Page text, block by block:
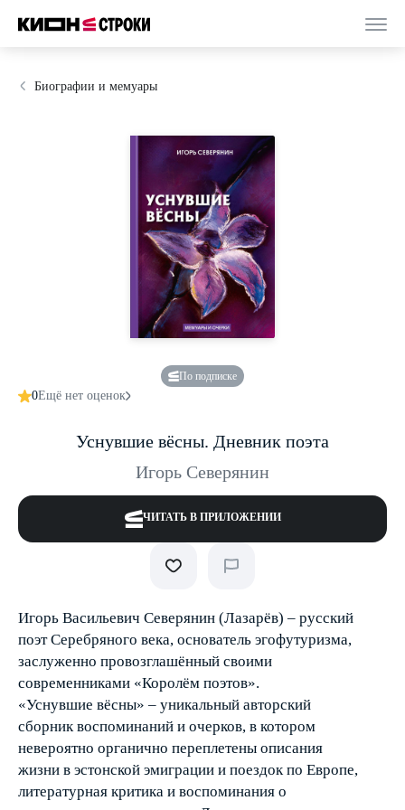
Биографии и мемуары
По подписке
0Ещё нет оценок
Уснувшие вёсны. Дневник поэта
Игорь Северянин
ЧИТАТЬ В ПРИЛОЖЕНИИ
Игорь Васильевич Северянин (Лазарёв) – русский
поэт Серебряного века, основатель эгофутуризма,
заслуженно провозглашённый своими
современниками «Королём поэтов».
«Уснувшие вёсны» – уникальный авторский
сборник воспоминаний и очерков, в котором
невероятно органично переплетены описания
жизни в эстонской эмиграции и поездок по Европе,
литературная критика и воспоминания о